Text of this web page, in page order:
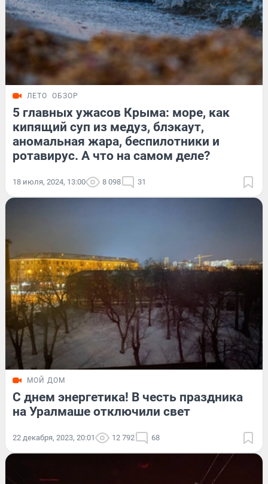
ЛЕТО ОБЗОР
5 главных ужасов Крыма: море, как
кипящий суп из медуз, блэкаут,
аномальная жара, беспилотники и
ротавирус. А что на самом деле?
18 июля, 2024, 13:00 8 098 31
МОЙ ДОМ
С днем энергетика! В честь праздника
на Уралмаше отключили свет
22 декабря, 2023, 20:01 12 792 68